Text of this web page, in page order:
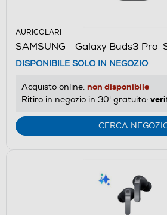
AURICOLARI
SAMSUNG - Galaxy Buds3 Pro-
DISPONIBILE SOLO IN NEGOZIO
Acquisto online: non disponibile
Ritiro in negozio in 30' gratuito:
CERCA